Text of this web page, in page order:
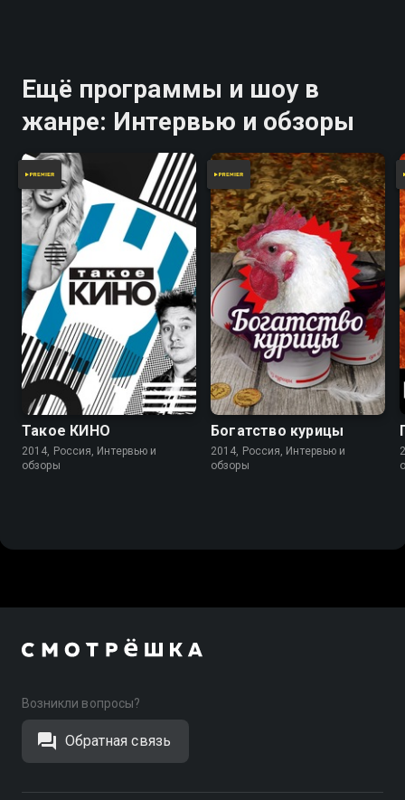
Ещё программы и шоу в
жанре: Интервью и обзоры
Такое КИНО
2014, Россия, Интервью и
обзоры
Богатство курицы
2014, Россия, Интервью и
обзоры
Возникли вопросы?
Обратная связь